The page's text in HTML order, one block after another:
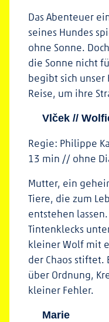
Das Abenteuer
seines Hundes
ohne Sonne.
die Sonne nicht
begibt sich
Reise, um ihre
Vlček //
Regie: Philippe
13 min // ohne
Mutter, ein
Tiere, die zum
entstehen
Tintenklecks
kleiner Wolf mit
der Chaos stiftet.
über Ordnung,
kleiner Fehler.
Marie